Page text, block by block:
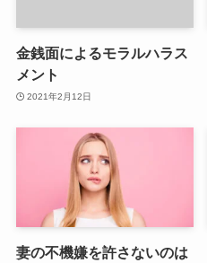
金銭面によるモラルハラス
メント
2021年2月12日
妻の不機嫌を許さないのは